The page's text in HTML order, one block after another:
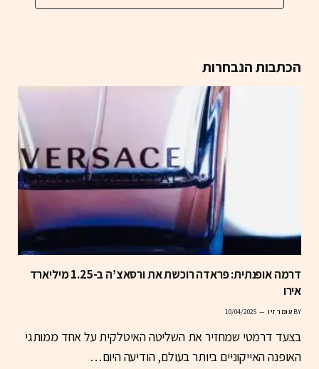
הכתבות הנבחרות
דרמה אופנתית: פראדה רוכשת את ורסאצ’ה ב-1.25 מיליארד
אירו
BY עומר זיו 10/04/2025
בצעד דרמטי שמחזיר את השליטה האיטלקית על אחד ממותגי
האופנה האייקוניים ביותר בעולם, הודיעה היום…